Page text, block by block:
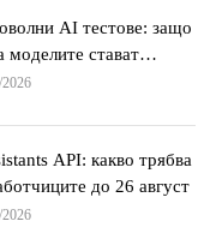
AI тестове: защо
моделите стават
API: какво трябва
до 26 август